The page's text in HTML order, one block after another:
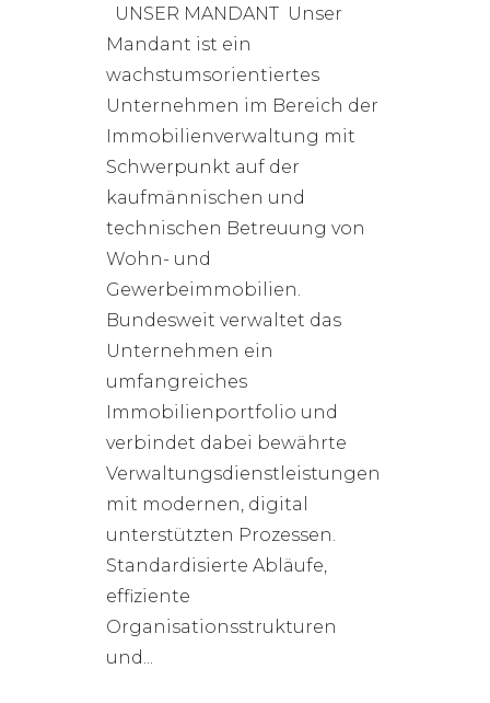
UNSER MANDANT Unser
Mandant ist ein
wachstumsorientiertes
Unternehmen im Bereich der
Immobilienverwaltung mit
Schwerpunkt auf der
kaufmännischen und
technischen Betreuung von
Wohn- und
Gewerbeimmobilien.
Bundesweit verwaltet das
Unternehmen ein
umfangreiches
Immobilienportfolio und
verbindet dabei bewährte
Verwaltungsdienstleistungen
mit modernen, digital
unterstützten Prozessen.
Standardisierte Abläufe,
effiziente
Organisationsstrukturen
und...